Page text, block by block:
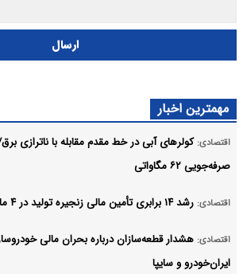
ارسال
مهمترین اخبار
اقتصادی: کولرهای آبی در خط مقدم مقابله با ناترازی
صرفه‌جویی ۶۲ مگاواتی
اقتصادی: رشد ۱۴ برابری تأمین مالی زنجیره تولید در ۴ ماه نخست ۱۴۰۵
اقتصادی:
ایران‌خودرو و سایپا